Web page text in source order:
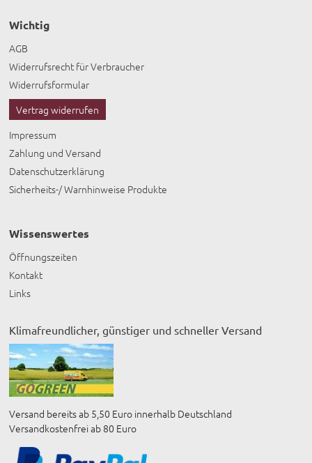
Wichtig
AGB
Widerrufsrecht für Verbraucher
Widerrufsformular
Vertrag widerrufen
Impressum
Zahlung und Versand
Datenschutzerklärung
Sicherheits-/ Warnhinweise Produkte
Wissenswertes
Öffnungszeiten
Kontakt
Links
Klimafreundlicher, günstiger und schneller Versand
Versand bereits ab 5,50 Euro innerhalb Deutschland
Versandkostenfrei ab 80 Euro